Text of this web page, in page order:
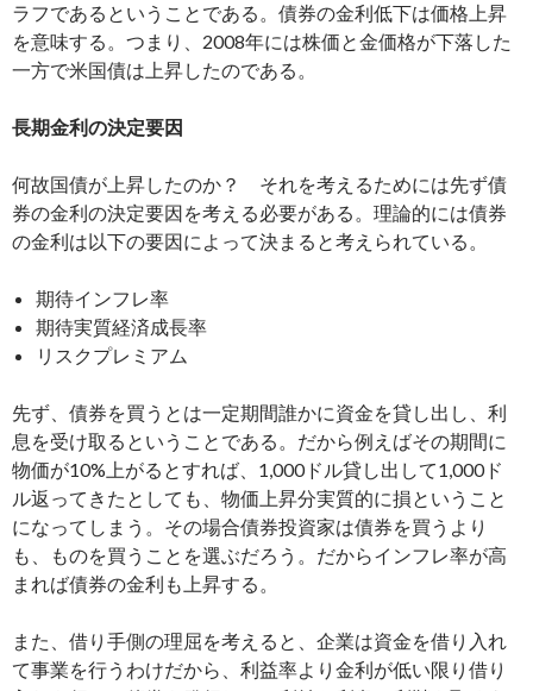
ラフであるということである。債券の金利低下は価格上昇
を意味する。つまり、2008年には株価と金価格が下落した
一方で米国債は上昇したのである。
長期金利の決定要因
何故国債が上昇したのか？ それを考えるためには先ず債
券の金利の決定要因を考える必要がある。理論的には債券
の金利は以下の要因によって決まると考えられている。
期待インフレ率
期待実質経済成長率
リスクプレミアム
先ず、債券を買うとは一定期間誰かに資金を貸し出し、利
息を受け取るということである。だから例えばその期間に
物価が10%上がるとすれば、1,000ドル貸し出して1,000ド
ル返ってきたとしても、物価上昇分実質的に損ということ
になってしまう。その場合債券投資家は債券を買うより
も、ものを買うことを選ぶだろう。だからインフレ率が高
まれば債券の金利も上昇する。
また、借り手側の理屈を考えると、企業は資金を借り入れ
て事業を行うわけだから、利益率より金利が低い限り借り